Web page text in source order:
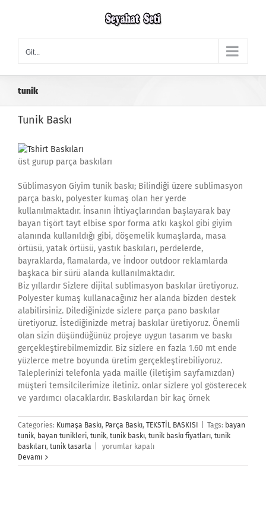
Git...
tunik
Tunik Baskı
üst gurup parça baskıları
Süblimasyon Giyim tunik baskı; Bilindiği üzere sublimasyon
parça baskı, polyester kumaş olan her yerde
kullanılmaktadır. İnsanın İhtiyaçlarından başlayarak bay
bayan tişört tayt elbise spor forma atkı kaşkol gibi giyim
alanında kullanıldığı gibi, döşemelik kumaşlarda, masa
örtüsü, yatak örtüsü, yastık baskıları, perdelerde,
bayraklarda, flamalarda, ve İndoor outdoor reklamlarda
başkaca bir sürü alanda kullanılmaktadır.
Biz yıllardır Sizlere dijital sublimasyon baskılar üretiyoruz.
Polyester kumaş kullanacağınız her alanda bizden destek
alabilirsiniz. Dilediğinizde sizlere parça pano baskılar
üretiyoruz. İstediğinizde metraj baskılar üretiyoruz. Önemli
olan sizin düşündüğünüz projeye uygun tasarım ve baskı
gerçekleştirebilmemizdir. Biz sizlere en fazla 1.60 mt ende
yüzlerce metre boyunda üretim gerçekleştirebiliyoruz.
Taleplerinizi telefonla yada maille (iletişim sayfamızdan)
müşteri temsilcilerimize iletiniz. onlar sizlere yol gösterecek
ve yardımcı olacaklardır. Baskılardan bir kaç örnek
Categories: Kumaşa Baskı, Parça Baskı, TEKSTİL BASKISI Tags: bayan
tunik, bayan tunikleri, tunik, tunik baskı, tunik baskı fiyatları, tunik
baskıları, tunik tasarla
Tunik
için
yorumlar kapalı
Devamı